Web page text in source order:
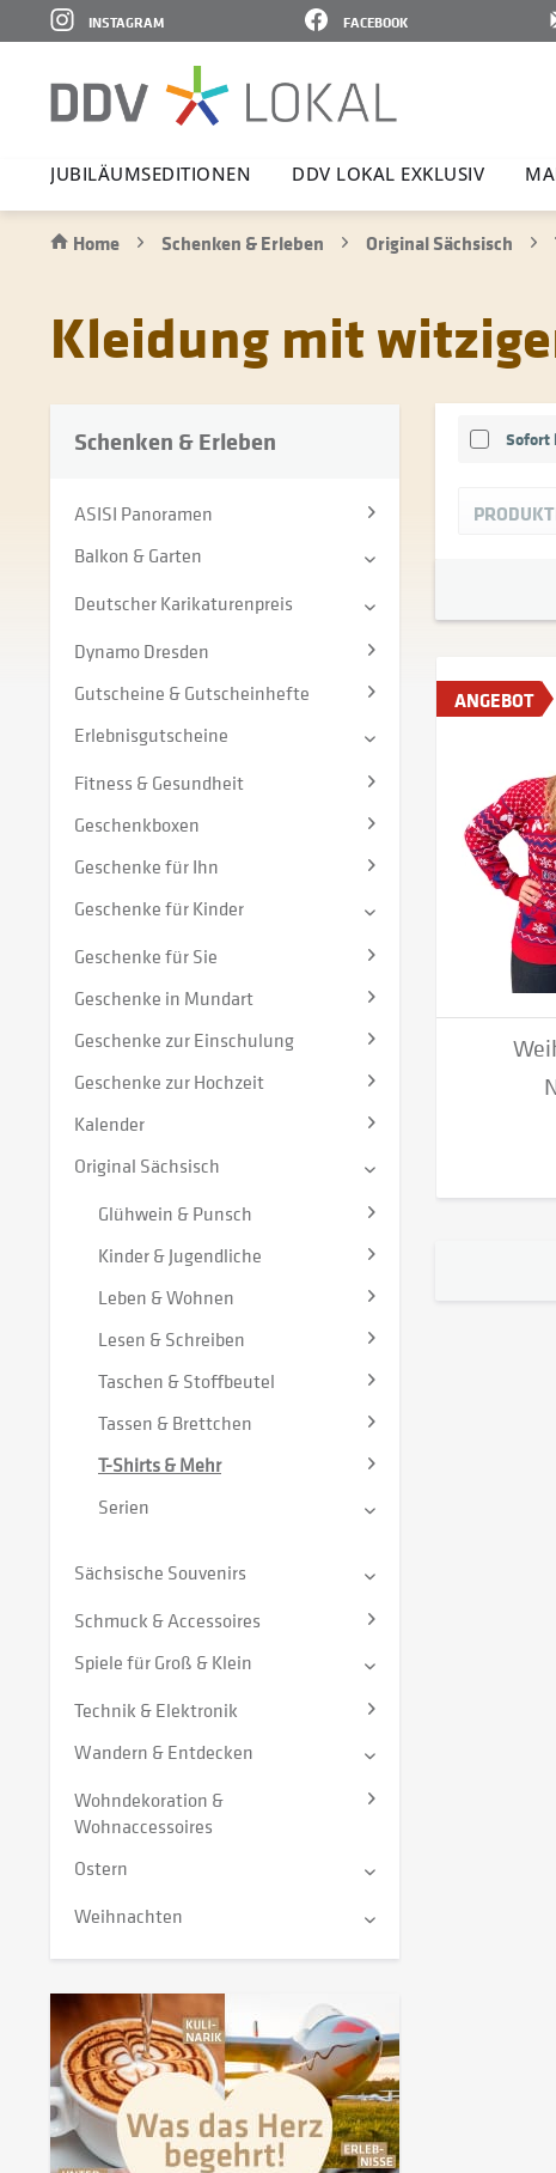
FACEBOOK
INSTAGRAM
JUBI­LÄ­UMS­E­DI­TIONEN DDV LOKAL EXKLUSIV
Home Schenken & Erleben Original Sächsisch
Kleidung mit
Schenken & Erleben
ASISI Panoramen
Balkon & Garten
Deutscher Karikaturenpreis
Dynamo Dresden
Gutscheine & Gutscheinhefte
Erlebnisgutscheine
Fitness & Gesundheit
Geschenkboxen
Geschenke für Ihn
Geschenke für Kinder
Geschenke für Sie
Geschenke in Mundart
Geschenke zur Einschulung
Geschenke zur Hochzeit
Kalender
Original Sächsisch
Glühwein & Punsch
Kinder & Jugendliche
Leben & Wohnen
Lesen & Schreiben
Taschen & Stoffbeutel
Tassen & Brettchen
T-Shirts & Mehr
Serien
Sächsische Souvenirs
Schmuck & Accessoires
Spiele für Groß & Klein
Technik & Elektronik
Wandern & Entdecken
Wohndekoration &
Wohnaccessoires
Ostern
Weihnachten
Sofort
ANGEBOT